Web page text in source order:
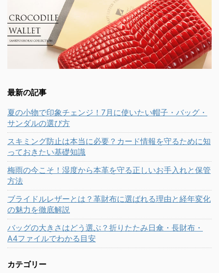
最新の記事
夏の小物で印象チェンジ！7月に使いたい帽子・バッグ・
サンダルの選び方
スキミング防止は本当に必要？カード情報を守るために知
っておきたい基礎知識
梅雨の今こそ！湿度から本革を守る正しいお手入れと保管
方法
ブライドルレザーとは？革財布に選ばれる理由と経年変化
の魅力を徹底解説
バッグの大きさはどう選ぶ？折りたたみ日傘・長財布・
A4ファイルでわかる目安
カテゴリー